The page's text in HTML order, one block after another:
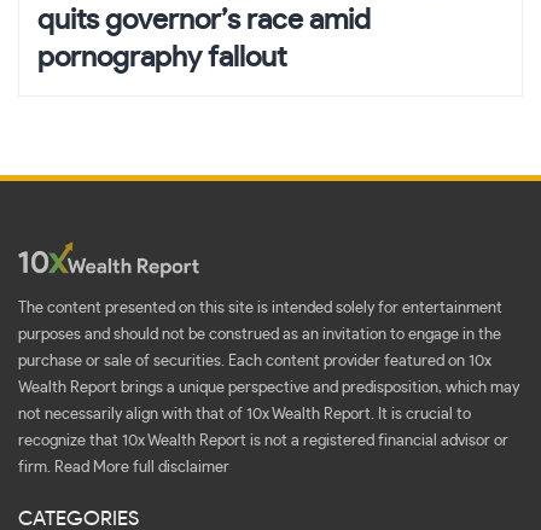
quits governor’s race amid
pornography fallout
The content presented on this site is intended solely for entertainment
purposes and should not be construed as an invitation to engage in the
purchase or sale of securities. Each content provider featured on 10x
Wealth Report brings a unique perspective and predisposition, which may
not necessarily align with that of 10x Wealth Report. It is crucial to
recognize that 10x Wealth Report is not a registered financial advisor or
firm.
Read More full disclaimer
CATEGORIES